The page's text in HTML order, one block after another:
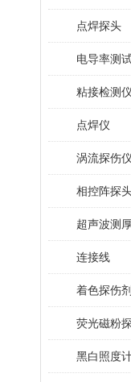
点焊探头
电导率测
粘接检测仪
点焊仪
涡流探伤仪
相控阵探
超声波测
连接线
着色探伤剂
荧光磁粉
黑白照度